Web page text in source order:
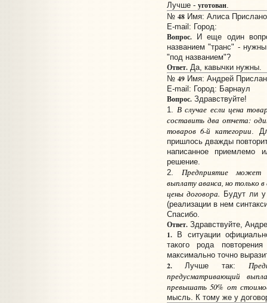
Лучше - уготован.
№ 48Имя: Алиса
E-mail: Город:
Вопрос.И еще один
названием "транс" -
"под названием"?
Ответ.Да, кавычки нужны.
№ 49Имя: Андрей
E-mail: Город: Барнаул
Вопрос.Здравствуйте!
1. В случае если цена
составить два отчета:
товаров 6-й категории.
пришлось дважды
написанное приемлемо
решение.
2. Предприятие может
выплату аванса, но только
цены договора. Будут ли у
(реализации в нем
Спасибо.
Ответ.Здравствуйте,
1.В ситуации
такого рода
максимально точно
2.Лучше так:
предусматривающий
превышать 50% от
мысль. К тому же у